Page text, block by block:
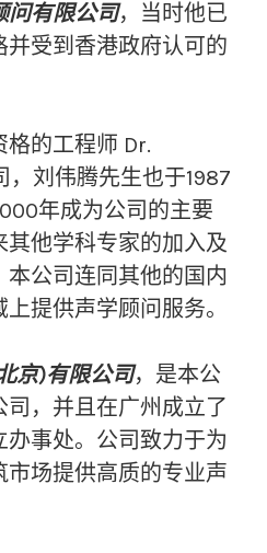
问有限公司，当时他已
受到香港政府认可的
格的工程师 Dr.
刘伟腾先生也于1987
年成为公司的主要
他学科专家的加入及
本公司连同其他的国内
提供声学顾问服务。
京)有限公司，是本公
司，并且在广州成立了
事处。公司致力于为
市场提供高质的专业声